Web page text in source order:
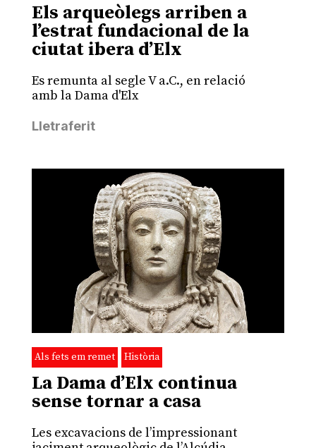
Els arqueòlegs arriben a
l’estrat fundacional de la
ciutat ibera d’Elx
Es remunta al segle V a.C., en relació
amb la Dama d'Elx
Lletraferit
Als fets em remet Història
La Dama d’Elx continua
sense tornar a casa
Les excavacions de l’impressionant